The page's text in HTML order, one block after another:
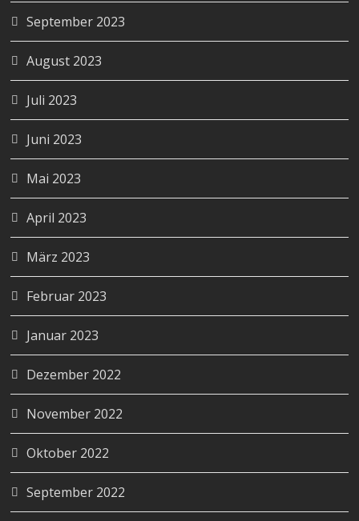
September 2023
August 2023
Juli 2023
Juni 2023
Mai 2023
April 2023
März 2023
Februar 2023
Januar 2023
Dezember 2022
November 2022
Oktober 2022
September 2022